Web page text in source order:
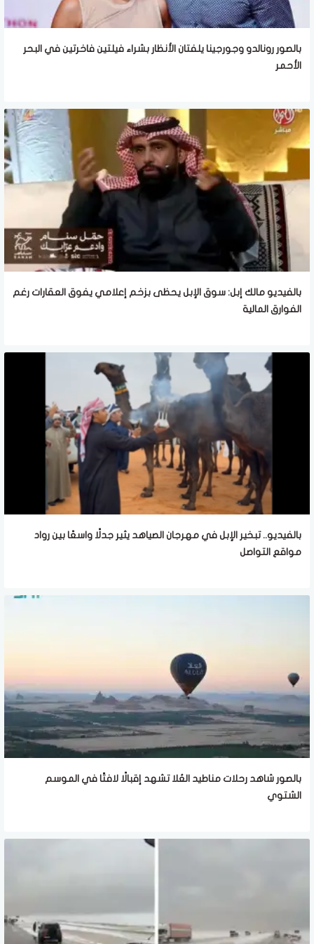
بالصور رونالدو وجورجينا يلفتان الأنظار بشراء فيلتين فاخرتين في البحر
الأحمر
بالفيديو مالك إبل: سوق الإبل يحظى بزخم إعلامي يفوق العقارات رغم
الفوارق المالية
بالفيديو.. تبخير الإبل في مهرجان الصياهد يثير جدلًا واسعًا بين رواد
مواقع التواصل
بالصور شاهد رحلات مناطيد العُلا تشهد إقبالًا لافتًا في الموسم
الشتوي